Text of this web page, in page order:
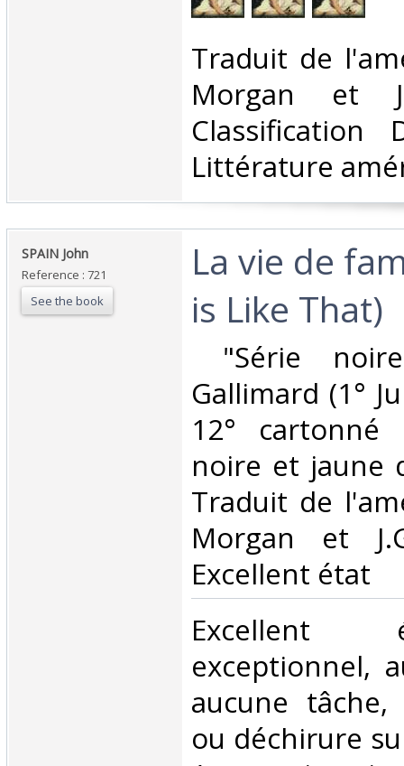
‎Traduit de
Morgan et
Classification
Littérature
‎SPAIN John‎
Reference : 721
See the book
‎La vie de
is Like That)‎
"Série
Gallimard (1°
12° cartonné
noire et jaune
Traduit de
Morgan et
Excellent état‎
‎Excellent
exceptionnel,
aucune
ou déchirure